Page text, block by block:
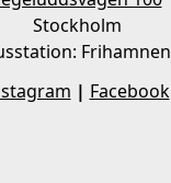
Stockholm
Frihamnen
| Facebook